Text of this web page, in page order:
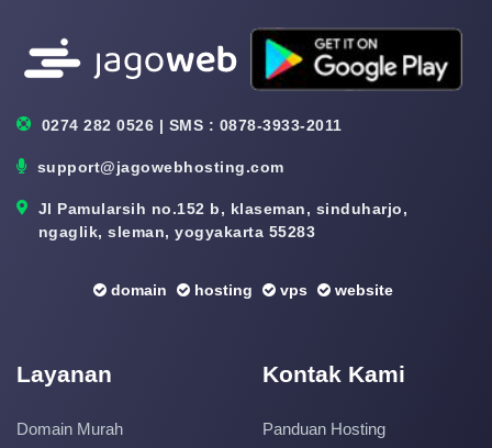
0274 282 0526 | SMS : 0878-3933-2011
support@jagowebhosting.com
Jl Pamularsih no.152 b, klaseman, sinduharjo,
ngaglik, sleman, yogyakarta 55283
domain hosting vps website
Layanan
Domain Murah
Kontak Kami
Panduan Hosting